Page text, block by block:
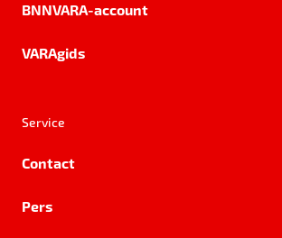
BNNVARA-account
VARAgids
Service
Contact
Pers